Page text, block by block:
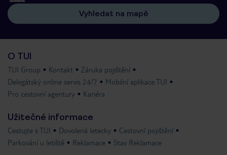
Vyhledat na mapě
O TUI
TUI Group Kontakt
Záruka pojištění
Delegátský online servis 24/7
Mobilní aplikace TUI
Pro cestovní agentury
Kariéra
Užitečné informace
Cestujte s TUI Dovolená letecky
Cestovní pojištění
Parkování u letiště
Reklamace Stav Reklamace